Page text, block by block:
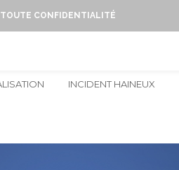
TOUTE CONFIDENTIALITÉ
INCIDENT HAINEUX